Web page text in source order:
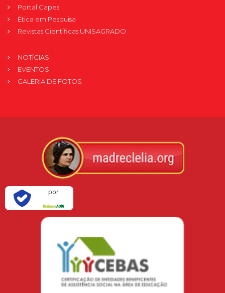
Portal Capes
Ética em Pesquisa
Revistas Científicas UNISAGRADO
NOTÍCIAS
EVENTOS
GALERIA DE FOTOS
por